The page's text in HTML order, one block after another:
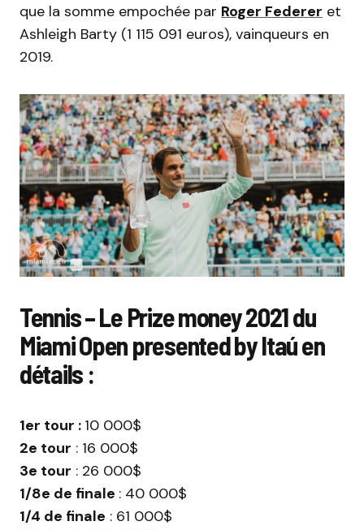
que la somme empochée par Roger Federer et
Ashleigh Barty (1 115 091 euros), vainqueurs en
2019.
Tennis – Le Prize money 2021 du
Miami Open presented by Itaú en
détails :
1er tour : 10 000$
2e tour : 16 000$
3e tour : 26 000$
1/8e de finale : 40 000$
1/4 de finale : 61 000$